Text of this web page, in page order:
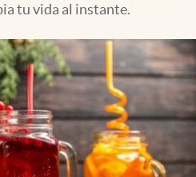
tu vida al instante.